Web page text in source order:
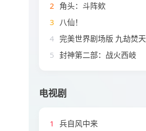
2 角头：斗阵欸
3 八仙！
4 完美世界剧场版 九劫焚天
5 封神第二部：战火西岐
电视剧
1 兵自风中来